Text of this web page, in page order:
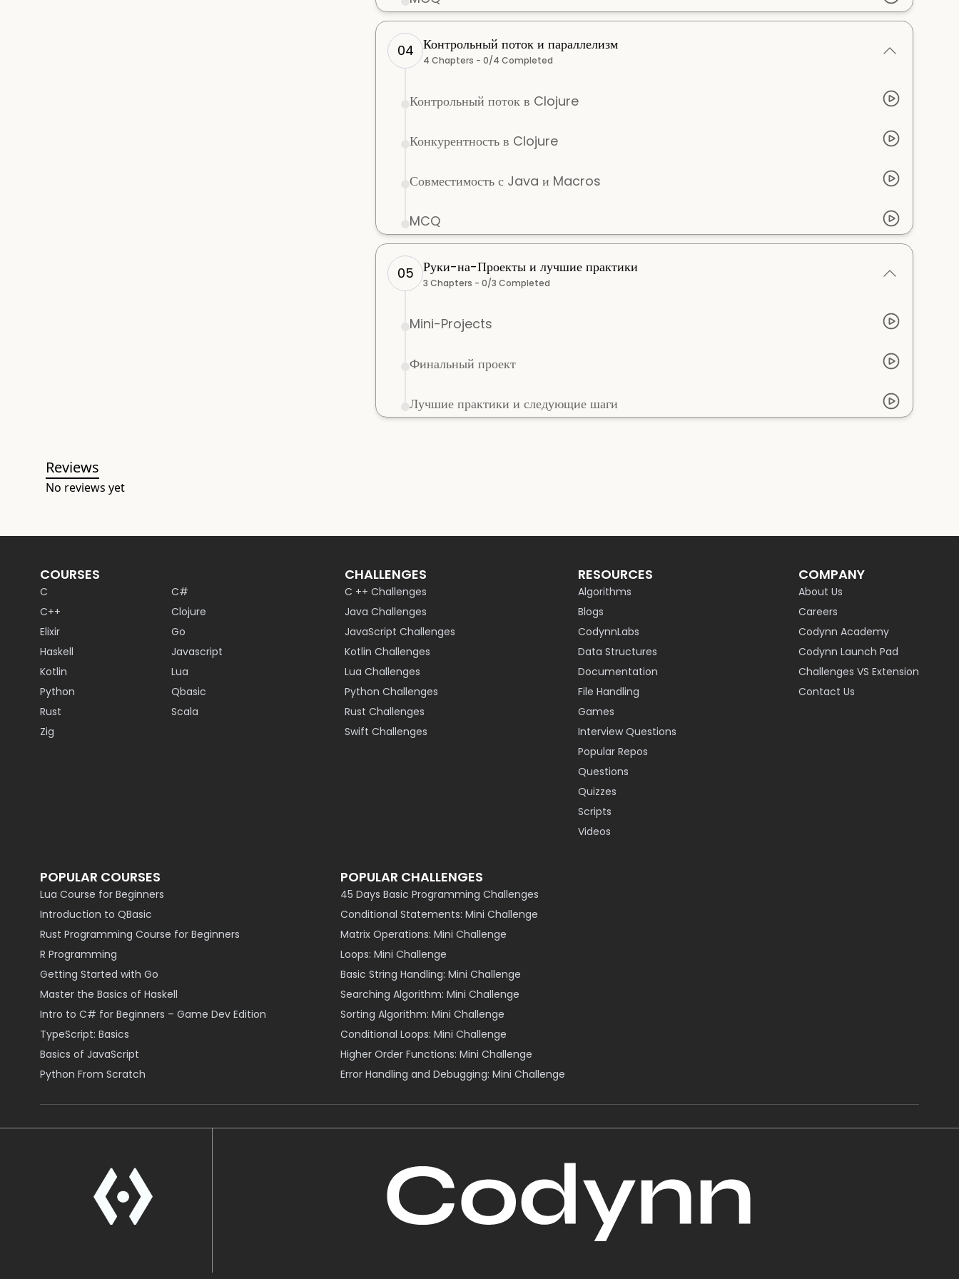
04 Контрольный поток и параллелизм
4 Chapters - 0/4 Completed
Контрольный поток в Clojure
Конкурентность в Clojure
Совместимость с Java и Macros
MCQ
05 Руки-на-Проекты и лучшие практики
3 Chapters - 0/3 Completed
Mini-Projects
Финальный проект
Лучшие практики и следующие шаги
Reviews
No reviews yet
COURSES
C
C#
C++
Clojure
Elixir
Go
Haskell
Javascript
Kotlin
Lua
Python
Qbasic
Rust
Scala
Zig
CHALLENGES
C ++ Challenges
Java Challenges
JavaScript Challenges
Kotlin Challenges
Lua Challenges
Python Challenges
Rust Challenges
Swift Challenges
RESOURCES
Algorithms
Blogs
CodynnLabs
Data Structures
Documentation
File Handling
Games
Interview Questions
Popular Repos
Questions
Quizzes
Scripts
Videos
COMPANY
About Us
Careers
Codynn Academy
Codynn Launch Pad
Challenges VS Extension
Contact Us
POPULAR COURSES
Lua Course for Beginners
Introduction to QBasic
Rust Programming Course for Beginners
R Programming
Getting Started with Go
Master the Basics of Haskell
Intro to C# for Beginners – Game Dev Edition
TypeScript: Basics
Basics of JavaScript
Python From Scratch
POPULAR CHALLENGES
45 Days Basic Programming Challenges
Conditional Statements: Mini Challenge
Matrix Operations: Mini Challenge
Loops: Mini Challenge
Basic String Handling: Mini Challenge
Searching Algorithm: Mini Challenge
Sorting Algorithm: Mini Challenge
Conditional Loops: Mini Challenge
Higher Order Functions: Mini Challenge
Error Handling and Debugging: Mini Challenge